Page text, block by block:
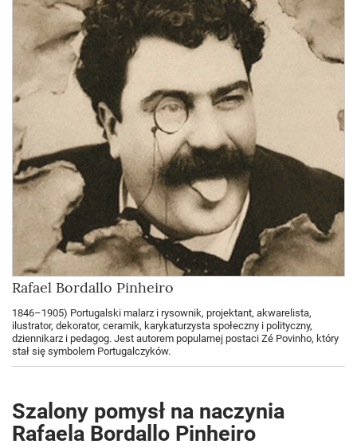
Rafael Bordallo Pinheiro
1846–1905) Portugalski malarz i rysownik, projektant, akwarelista,
ilustrator, dekorator, ceramik, karykaturzysta społeczny i polityczny,
dziennikarz i pedagog. Jest autorem popularnej postaci Zé Povinho, który
stał się symbolem Portugalczyków.
Szalony pomysł na naczynia
Rafaela Bordallo Pinheiro